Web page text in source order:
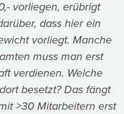
vorliegen, erübrigt
dass hier ein
vorliegt. Manche
muss man erst
verdienen. Welche
besetzt? Das fängt
>30 Mitarbeitern erst